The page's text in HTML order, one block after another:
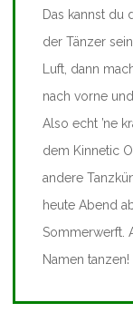
Das kannst du
der Tänzer
Luft, dann
nach vorne
Also echt ’ne
dem Kinnetic
andere
heute Abend
Sommerwerft.
Namen tanzen!